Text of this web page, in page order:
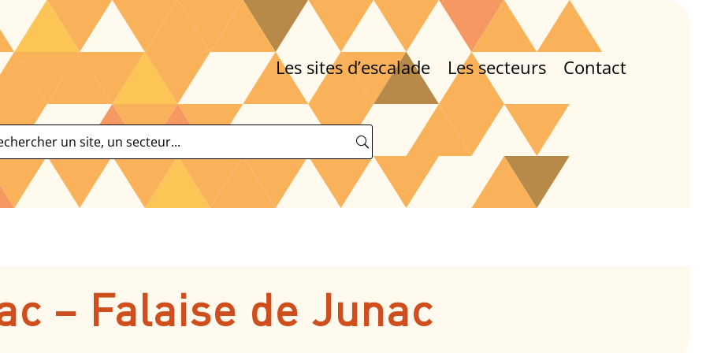
Les sites d’escalade Les secteurs Contact
– Falaise de Junac